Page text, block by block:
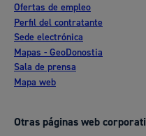
Ofertas de empleo
Perfil del contratante
Sede electrónica
Mapas - GeoDonostia
Sala de prensa
Mapa web
Otras páginas web